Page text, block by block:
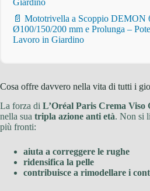
Giardino
📄 Mototrivella a Scoppio DEMON
Ø100/150/200 mm e Prolunga –
Lavoro in Giardino
Cosa offre davvero nella vita di tutti i
La forza di L’Oréal Paris Crema
nella sua tripla azione anti età. Non si
più fronti:
aiuta a correggere le rughe
ridensifica la pelle
contribuisce a rimodellare i